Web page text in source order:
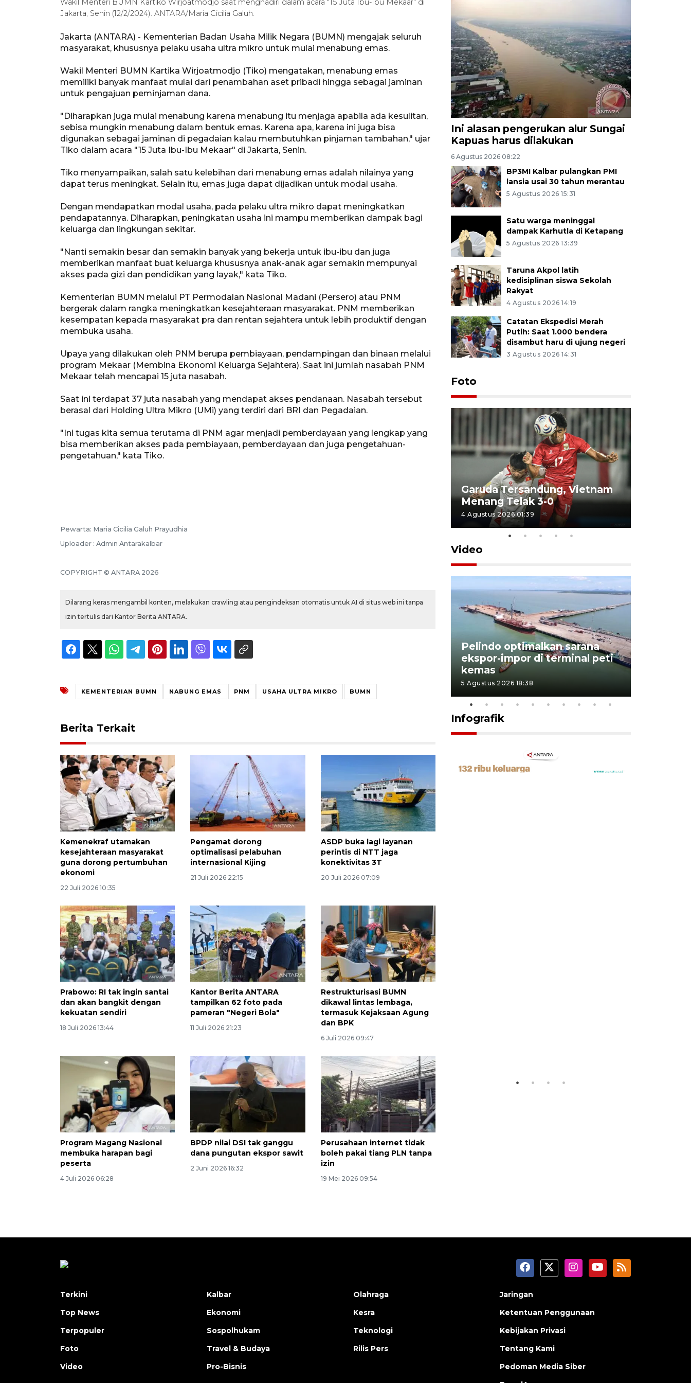
Wakil Menteri BUMN Kartiko Wirjoatmodjo saat menghadiri dalam acara "15 Juta Ibu-Ibu Mekaar" di
Jakarta, Senin (12/2/2024). ANTARA/Maria Cicilia Galuh.
Jakarta (ANTARA) - Kementerian Badan Usaha Milik Negara (BUMN) mengajak seluruh
masyarakat, khususnya pelaku usaha ultra mikro untuk mulai menabung emas.
Wakil Menteri BUMN Kartika Wirjoatmodjo (Tiko) mengatakan, menabung emas
memiliki banyak manfaat mulai dari penambahan aset pribadi hingga sebagai jaminan
untuk pengajuan peminjaman dana.
"Diharapkan juga mulai menabung karena menabung itu menjaga apabila ada kesulitan,
sebisa mungkin menabung dalam bentuk emas. Karena apa, karena ini juga bisa
digunakan sebagai jaminan di pegadaian kalau membutuhkan pinjaman tambahan," ujar
Tiko dalam acara "15 Juta Ibu-Ibu Mekaar" di Jakarta, Senin.
Tiko menyampaikan, salah satu kelebihan dari menabung emas adalah nilainya yang
dapat terus meningkat. Selain itu, emas juga dapat dijadikan untuk modal usaha.
Dengan mendapatkan modal usaha, pada pelaku ultra mikro dapat meningkatkan
pendapatannya. Diharapkan, peningkatan usaha ini mampu memberikan dampak bagi
keluarga dan lingkungan sekitar.
"Nanti semakin besar dan semakin banyak yang bekerja untuk ibu-ibu dan juga
memberikan manfaat buat keluarga khususnya anak-anak agar semakin mempunyai
akses pada gizi dan pendidikan yang layak," kata Tiko.
Kementerian BUMN melalui PT Permodalan Nasional Madani (Persero) atau PNM
bergerak dalam rangka meningkatkan kesejahteraan masyarakat. PNM memberikan
kesempatan kepada masyarakat pra dan rentan sejahtera untuk lebih produktif dengan
membuka usaha.
Upaya yang dilakukan oleh PNM berupa pembiayaan, pendampingan dan binaan melalui
program Mekaar (Membina Ekonomi Keluarga Sejahtera). Saat ini jumlah nasabah PNM
Mekaar telah mencapai 15 juta nasabah.
Saat ini terdapat 37 juta nasabah yang mendapat akses pendanaan. Nasabah tersebut
berasal dari Holding Ultra Mikro (UMi) yang terdiri dari BRI dan Pegadaian.
"Ini tugas kita semua terutama di PNM agar menjadi pemberdayaan yang lengkap yang
bisa memberikan akses pada pembiayaan, pemberdayaan dan juga pengetahuan-
pengetahuan," kata Tiko.
Pewarta: Maria Cicilia Galuh Prayudhia
Uploader : Admin Antarakalbar
COPYRIGHT © ANTARA 2026
Dilarang keras mengambil konten, melakukan crawling atau pengindeksan otomatis untuk AI di situs web ini tanpa
izin tertulis dari Kantor Berita ANTARA.
KEMENTERIAN BUMN NABUNG EMAS PNM USAHA ULTRA MIKRO BUMN
Berita Terkait
Kemenekraf utamakan
kesejahteraan masyarakat
guna dorong pertumbuhan
ekonomi
22 Juli 2026 10:35
Pengamat dorong
optimalisasi pelabuhan
internasional Kijing
21 Juli 2026 22:15
ASDP buka lagi layanan
perintis di NTT jaga
konektivitas 3T
20 Juli 2026 07:09
Prabowo: RI tak ingin santai
dan akan bangkit dengan
kekuatan sendiri
18 Juli 2026 13:44
Kantor Berita ANTARA
tampilkan 62 foto pada
pameran "Negeri Bola"
11 Juli 2026 21:23
Restrukturisasi BUMN
dikawal lintas lembaga,
termasuk Kejaksaan Agung
dan BPK
6 Juli 2026 09:47
Program Magang Nasional
membuka harapan bagi
peserta
4 Juli 2026 06:28
BPDP nilai DSI tak ganggu
dana pungutan ekspor sawit
2 Juni 2026 16:32
Perusahaan internet tidak
boleh pakai tiang PLN tanpa
izin
19 Mei 2026 09:54
Ini alasan pengerukan alur Sungai
Kapuas harus dilakukan
6 Agustus 2026 08:22
BP3MI Kalbar pulangkan PMI
lansia usai 30 tahun merantau
5 Agustus 2026 15:31
Satu warga meninggal
dampak Karhutla di Ketapang
5 Agustus 2026 13:39
Taruna Akpol latih
kedisiplinan siswa Sekolah
Rakyat
4 Agustus 2026 14:19
Catatan Ekspedisi Merah
Putih: Saat 1.000 bendera
disambut haru di ujung negeri
3 Agustus 2026 14:31
Foto
Garuda Tersandung, Vietnam
Menang Telak 3-0
4 Agustus 2026 01:39
Video
22 Juli 2026 17:09
Pelindo optimalkan sarana
ekspor-impor di terminal peti
kemas
5 Agustus 2026 18:38
Infografik
Vaksin HPV untuk siswa laki-
2026-08-06 06:30:00
Terkini
Top News
Terpopuler
Foto
Video
Kalbar
Ekonomi
Sospolhukam
Travel & Budaya
Pro-Bisnis
Olahraga
Kesra
Teknologi
Rilis Pers
Jaringan
Ketentuan Penggunaan
Kebijakan Privasi
Tentang Kami
Pedoman Media Siber